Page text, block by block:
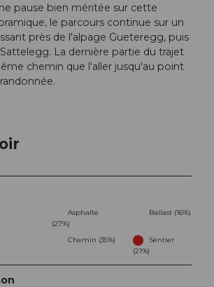
pause bien méritée sur cette
le parcours continue sur un
près de l'alpage Gueteregg, puis
La dernière partie du trajet
chemin que l'aller jusqu'au point
Asphalte
(27%)
Ballast (16%)
Chemin (35%)
Sentier
(21%)